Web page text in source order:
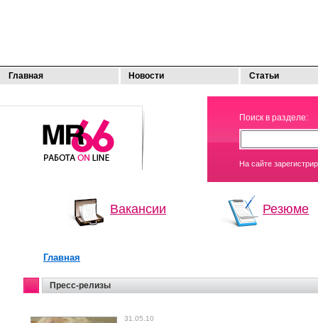
Главная Новости Статьи
МОЯ
РАБОТА
Поиск в разделе:
На сайте
Вакансии Резюме
Главная
Пресс-релизы
31.05.10